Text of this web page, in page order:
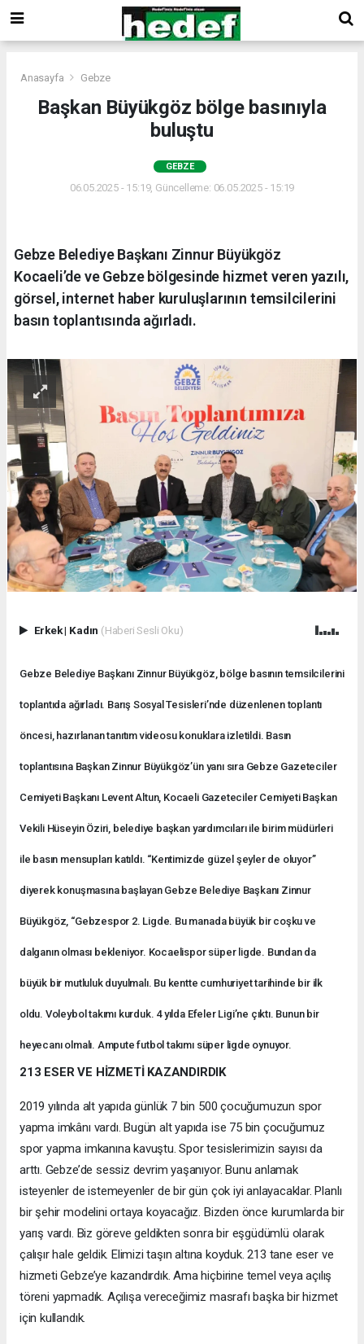
Anasayfa Gebze
Başkan Büyükgöz bölge basınıyla
buluştu
GEBZE
06.05.2025 - 15:19, Güncelleme: 06.05.2025 - 15:19
Gebze Belediye Başkanı Zinnur Büyükgöz
Kocaeli’de ve Gebze bölgesinde hizmet veren yazılı,
görsel, internet haber kuruluşlarının temsilcilerini
basın toplantısında ağırladı.
Erkek| Kadın (Haberi Sesli Oku)
Gebze Belediye Başkanı Zinnur Büyükgöz, bölge basının temsilcilerini
toplantıda ağırladı. Barış Sosyal Tesisleri’nde düzenlenen toplantı
öncesi, hazırlanan tanıtım videosu konuklara izletildi. Basın
toplantısına Başkan Zinnur Büyükgöz’ün yanı sıra Gebze Gazeteciler
Cemiyeti Başkanı Levent Altun, Kocaeli Gazeteciler Cemiyeti Başkan
Vekili Hüseyin Öziri, belediye başkan yardımcıları ile birim müdürleri
ile basın mensupları katıldı. “Kentimizde güzel şeyler de oluyor”
diyerek konuşmasına başlayan Gebze Belediye Başkanı Zinnur
Büyükgöz, “Gebzespor 2. Ligde. Bu manada büyük bir coşku ve
dalganın olması bekleniyor. Kocaelispor süper ligde. Bundan da
büyük bir mutluluk duyulmalı. Bu kentte cumhuriyet tarihinde bir ilk
oldu. Voleybol takımı kurduk. 4 yılda Efeler Ligi’ne çıktı. Bunun bir
heyecanı olmalı. Ampute futbol takımı süper ligde oynuyor.
213 ESER VE HİZMETİ KAZANDIRDIK
2019 yılında alt yapıda günlük 7 bin 500 çocuğumuzun spor
yapma imkânı vardı. Bugün alt yapıda ise 75 bin çocuğumuz
spor yapma imkanına kavuştu. Spor tesislerimizin sayısı da
arttı. Gebze’de sessiz devrim yaşanıyor. Bunu anlamak
isteyenler de istemeyenler de bir gün çok iyi anlayacaklar. Planlı
bir şehir modelini ortaya koyacağız. Bizden önce kurumlarda bir
yarış vardı. Biz göreve geldikten sonra bir eşgüdümlü olarak
çalışır hale geldik. Elimizi taşın altına koyduk. 213 tane eser ve
hizmeti Gebze’ye kazandırdık. Ama hiçbirine temel veya açılış
töreni yapmadık. Açılışa vereceğimiz masrafı başka bir hizmet
için kullandık.